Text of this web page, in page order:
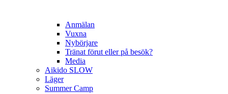
Anmälan
Vuxna
Nybörjare
Tränat förut eller på besök?
Media
Aikido SLOW
Läger
Summer Camp